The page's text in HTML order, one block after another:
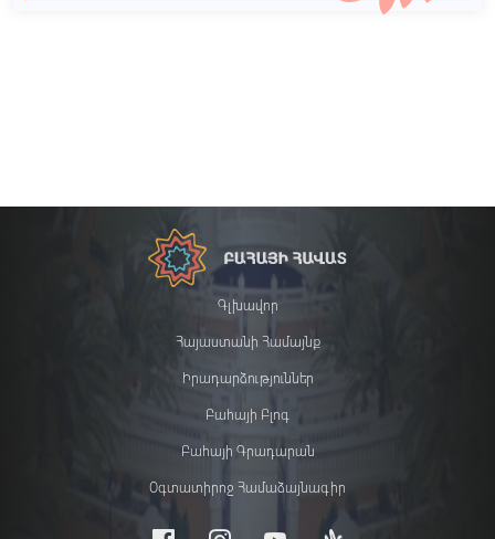
Գլխավոր
Հայաստանի Համայնք
Իրադարձություններ
Բահայի Բլոգ
Բահայի Գրադարան
Օգտատիրոջ Համաձայնագիր